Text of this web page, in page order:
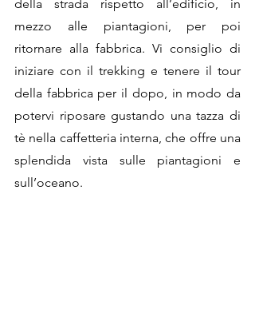
della strada rispetto all’edificio, in
mezzo alle piantagioni, per poi
ritornare alla fabbrica. Vi consiglio di
iniziare con il trekking e tenere il tour
della fabbrica per il dopo, in modo da
potervi riposare gustando una tazza di
tè nella caffetteria interna, che offre una
splendida vista sulle piantagioni e
sull’oceano.